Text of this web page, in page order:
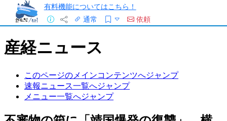
有料機能についてはこちら！
通常
依頼